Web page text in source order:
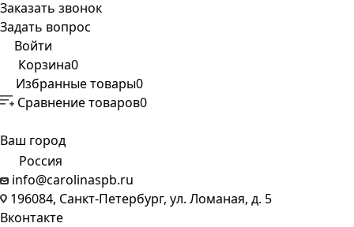
Заказать звонок
Задать вопрос
Войти
Корзина0
Избранные товары0
Сравнение товаров0
Ваш город
Россия
info@carolinaspb.ru
196084, Санкт-Петербург, ул. Ломаная, д. 5
Вконтакте